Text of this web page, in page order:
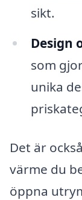
sikt.
Design
som
unika
Det är
värme du
öppna